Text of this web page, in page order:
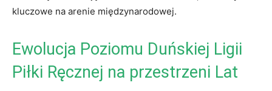
kluczowe na arenie międzynarodowej.
Ewolucja Poziomu Duńskiej‍ Ligii
Piłki Ręcznej na przestrzeni Lat